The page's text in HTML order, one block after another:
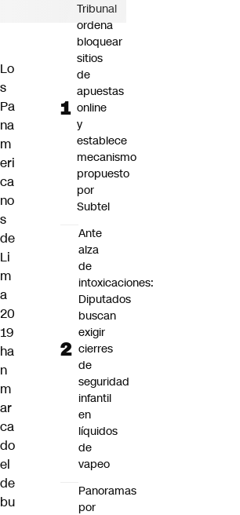
Lo
s
Pa
na
m
eri
ca
no
s
de
Li
m
a
20
19
ha
n
m
ar
ca
do
el
de
bu
Tribunal
ordena
bloquear
sitios
de
apuestas
online
y
establece
mecanismo
propuesto
por
Subtel
Ante
alza
de
intoxicaciones:
Diputados
buscan
exigir
cierres
de
seguridad
infantil
en
líquidos
de
vapeo
Panoramas
por